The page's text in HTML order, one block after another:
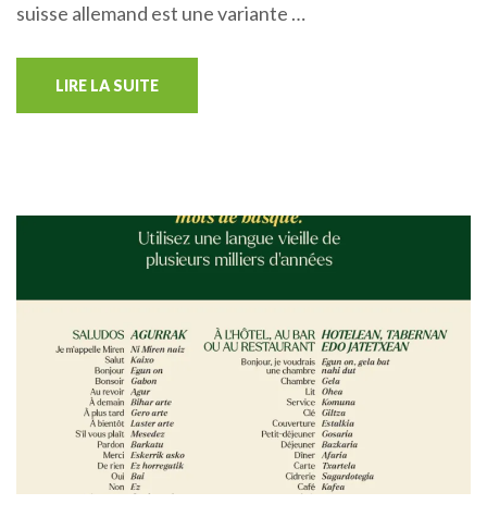
suisse allemand est une variante …
LIRE LA SUITE